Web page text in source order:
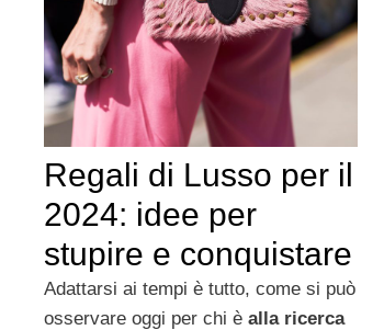
Regali di Lusso per il
2024: idee per
stupire e conquistare
Adattarsi ai tempi è tutto, come si può
osservare oggi per chi è alla ricerca